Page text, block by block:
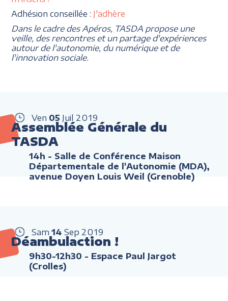
Adhésion conseillée : J'adhère
Dans le cadre des Apéros, TASDA propose une
veille, des rencontres et un partage d'expériences
autour de l'autonomie, du numérique et de
l'innovation sociale.
Ven 05 Juil 2019
Assemblée Générale du
TASDA
14h - Salle de Conférence Maison
Départementale de l'Autonomie (MDA),
avenue Doyen Louis Weil (Grenoble)
Sam 14 Sep 2019
Déambulaction !
9h30-12h30 - Espace Paul Jargot
(Crolles)